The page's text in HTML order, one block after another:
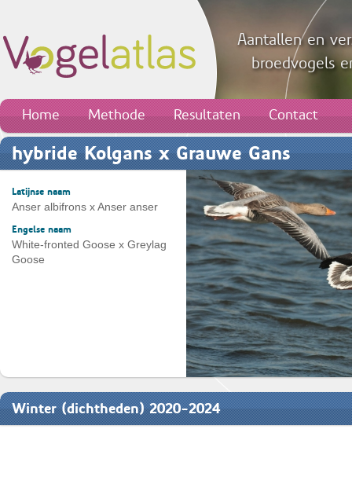
Aantallen en
broedvogels
Home Methode Resultaten Contact
hybride Kolgans x Grauwe Gans
Latijnse naam
Anser albifrons x Anser anser
Engelse naam
White-fronted Goose x Greylag
Goose
Winter (dichtheden) 2020-2024